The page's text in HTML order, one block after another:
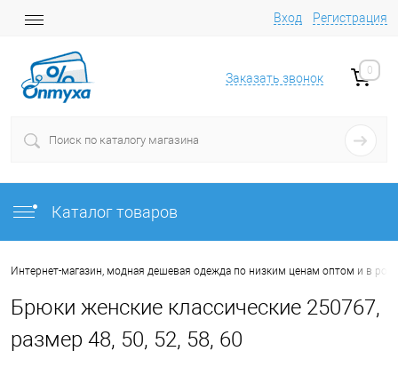
Вход Регистрация
Заказать звонок
0
Каталог товаров
Интернет-магазин, модная дешевая одежда по низким ценам оптом и в
Брюки женские классические 250767,
размер 48, 50, 52, 58, 60